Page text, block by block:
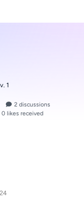
1
2 discussions
0 likes received